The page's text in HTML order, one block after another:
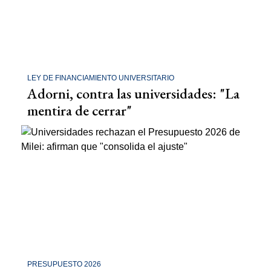
LEY DE FINANCIAMIENTO UNIVERSITARIO
Adorni, contra las universidades: "La
mentira de cerrar"
PRESUPUESTO 2026